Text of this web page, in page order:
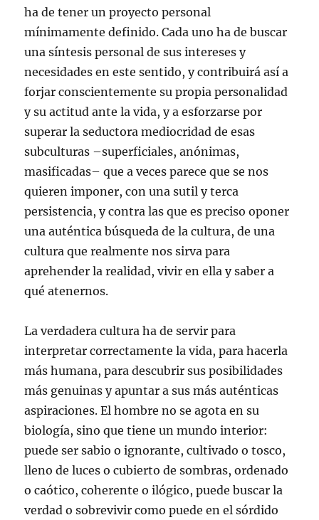
ha de tener un proyecto personal
mínimamente definido. Cada uno ha de buscar
una síntesis personal de sus intereses y
necesidades en este sentido, y contribuirá así a
forjar conscientemente su propia personalidad
y su actitud ante la vida, y a esforzarse por
superar la seductora mediocridad de esas
subculturas –superficiales, anónimas,
masificadas– que a veces parece que se nos
quieren imponer, con una sutil y terca
persistencia, y contra las que es preciso oponer
una auténtica búsqueda de la cultura, de una
cultura que realmente nos sirva para
aprehender la realidad, vivir en ella y saber a
qué atenernos.
La verdadera cultura ha de servir para
interpretar correctamente la vida, para hacerla
más humana, para descubrir sus posibilidades
más genuinas y apuntar a sus más auténticas
aspiraciones. El hombre no se agota en su
biología, sino que tiene un mundo interior:
puede ser sabio o ignorante, cultivado o tosco,
lleno de luces o cubierto de sombras, ordenado
o caótico, coherente o ilógico, puede buscar la
verdad o sobrevivir como puede en el sórdido